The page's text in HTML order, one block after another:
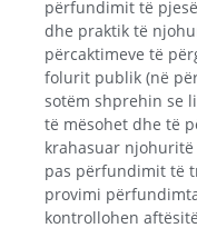
përfundimit të
dhe praktik të
përcaktimeve të
folurit publik (në
sotëm shprehin se
të mësohet dhe të
krahasuar
pas përfundimit të
provimi
kontrollohen